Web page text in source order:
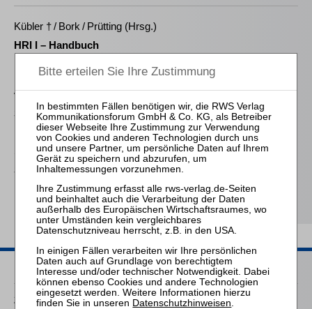
Kübler † / Bork / Prütting (Hrsg.)
HRI I – Handbuch
Restrukturierung vor der
Insolvenz
von Wilmowsky
Schneeballsysteme der
Kapitalanlage
Schmittmann / Duda
Steuerstrafrechtliche
Insolvenz
Passende Seminare
25.11.2026
Datenschutzhinweisen